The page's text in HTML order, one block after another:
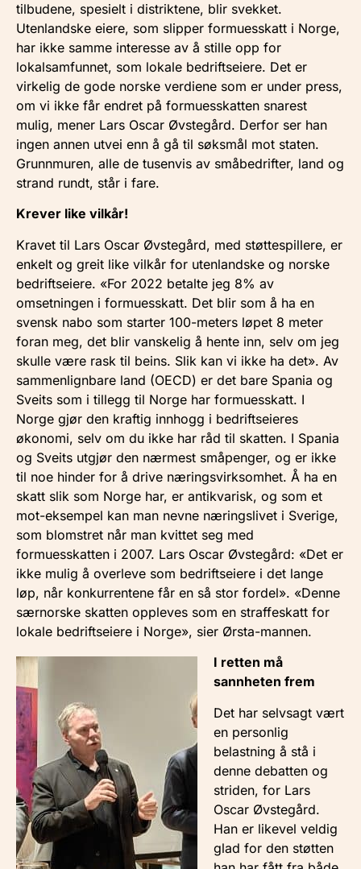
tilbudene, spesielt i distriktene, blir svekket.
Utenlandske eiere, som slipper formuesskatt i Norge,
har ikke samme interesse av å stille opp for
lokalsamfunnet, som lokale bedriftseiere. Det er
virkelig de gode norske verdiene som er under press,
om vi ikke får endret på formuesskatten snarest
mulig, mener Lars Oscar Øvstegård. Derfor ser han
ingen annen utvei enn å gå til søksmål mot staten.
Grunnmuren, alle de tusenvis av småbedrifter, land og
strand rundt, står i fare.
Krever like vilkår!
Kravet til Lars Oscar Øvstegård, med støttespillere, er
enkelt og greit like vilkår for utenlandske og norske
bedriftseiere. «For 2022 betalte jeg 8% av
omsetningen i formuesskatt. Det blir som å ha en
svensk nabo som starter 100-meters løpet 8 meter
foran meg, det blir vanskelig å hente inn, selv om jeg
skulle være rask til beins. Slik kan vi ikke ha det». Av
sammenlignbare land (OECD) er det bare Spania og
Sveits som i tillegg til Norge har formuesskatt. I
Norge gjør den kraftig innhogg i bedriftseieres
økonomi, selv om du ikke har råd til skatten. I Spania
og Sveits utgjør den nærmest småpenger, og er ikke
til noe hinder for å drive næringsvirksomhet. Å ha en
skatt slik som Norge har, er antikvarisk, og som et
mot-eksempel kan man nevne næringslivet i Sverige,
som blomstret når man kvittet seg med
formuesskatten i 2007. Lars Oscar Øvstegård: «Det er
ikke mulig å overleve som bedriftseiere i det lange
løp, når konkurrentene får en så stor fordel». «Denne
særnorske skatten oppleves som en straffeskatt for
lokale bedriftseiere i Norge», sier Ørsta-mannen.
I retten må
sannheten frem
Det har selvsagt vært
en personlig
belastning å stå i
denne debatten og
striden, for Lars
Oscar Øvstegård.
Han er likevel veldig
glad for den støtten